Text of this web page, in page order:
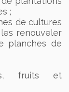
;
de cultures
renouveler
planches de
fruits et